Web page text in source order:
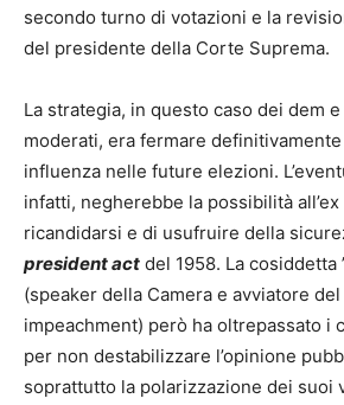
secondo turno di votazioni e la
del presidente della Corte Suprema.
La strategia, in questo caso dei dem
moderati, era fermare
influenza nelle future elezioni.
infatti, negherebbe la possibilità
ricandidarsi e di usufruire della
president act del 1958. La cosiddetta
(speaker della Camera e avviatore
impeachment) però ha oltrepassato i
per non destabilizzare l’opinione
soprattutto la polarizzazione dei suoi